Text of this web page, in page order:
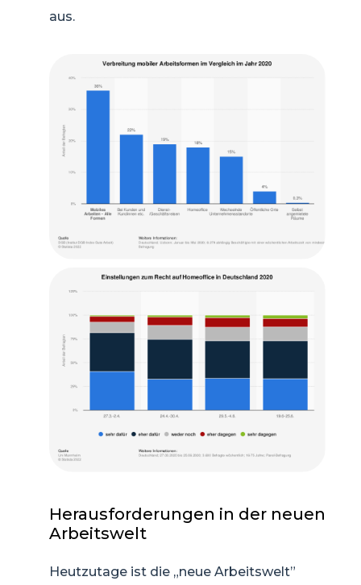
aus.
Herausforderungen in der neuen
Arbeitswelt
Heutzutage ist die „neue Arbeitswelt”